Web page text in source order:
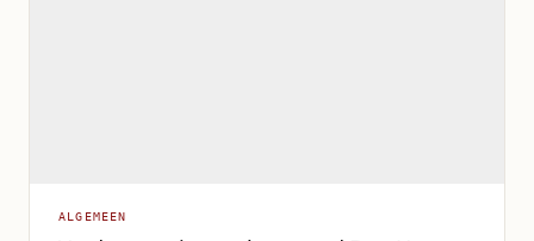
ALGEMEEN